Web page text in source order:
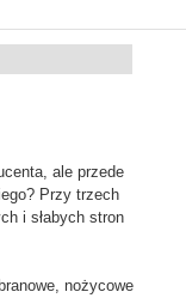
ale przede
Przy trzech
i słabych stron
nożycowe